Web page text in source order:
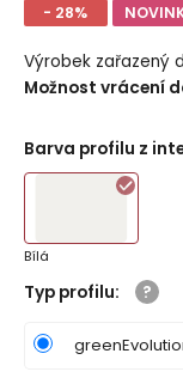
- 28%
Výrobek zařazený
Možnost vrácení
Barva profilu z
Bílá
Typ profilu: